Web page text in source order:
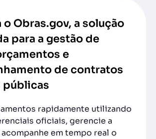
o Obras.gov, a solução
para a gestão de
e
de contratos
públicas
rapidamente utilizando
oficiais, gerencie a
em tempo real o